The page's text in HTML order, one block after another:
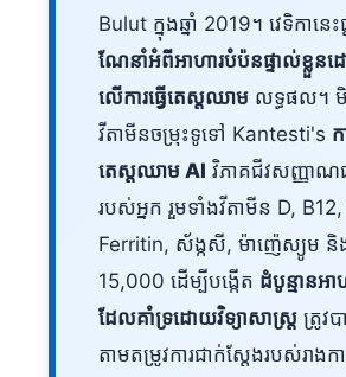
Bulut ក្នុងឆ្នាំ 2019។ វេទិកានេ
ណែនាំអំពីអាហារបំប៉នផ្ទាល់ខ្លួនដ
លើការធ្វើតេស្តឈាម លទ្ធផល។
វីតាមីនចម្រុះទូទៅ Kantesti's
តេស្តឈាម AI វិភាគជីវសញ្ញាណ
របស់អ្នក រួមទាំងវីតាមីន D,
Ferritin, ស័ង្កសី, ម៉ាញ៉េស្យូម និង
15,000 ដើម្បីបង្កើត ដំបូន្មានអ
ដែលគាំទ្រដោយវិទ្យាសាស្ត្រ ត្រូវ
តាមតម្រូវការជាក់ស្តែងរបស់រាង